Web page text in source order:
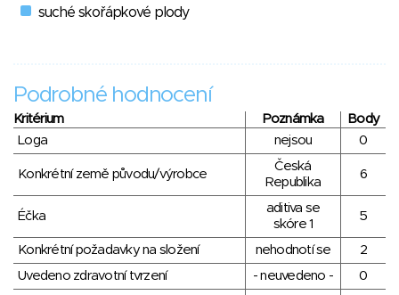
suché skořápkové plody
Podrobné hodnocení
Kritérium Poznámka
Body
Loga
nejsou 0
Konkrétní země původu/výrobce
Česká
Republika
6
Éčka
aditiva se
skóre 1
5
Konkrétní požadavky na složení nehodnotí se
2
Uvedeno zdravotní tvrzení
- neuvedeno -
0